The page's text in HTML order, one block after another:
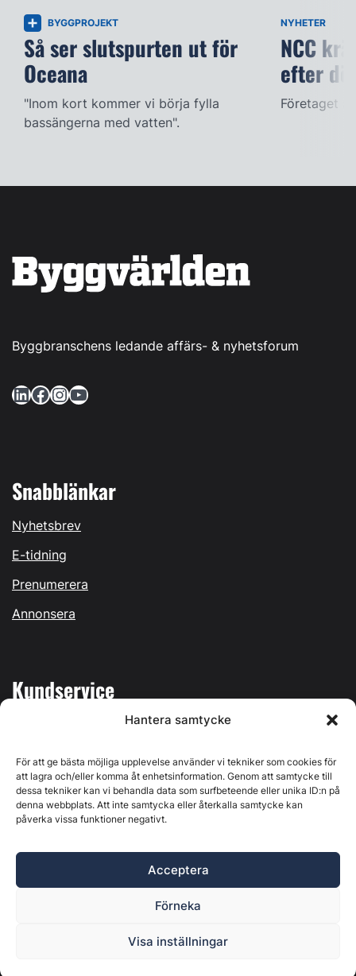
Hantera samtycke
För att ge bästa möjliga upplevelse använder vi tekniker som cookies för
att lagra och/eller komma åt enhetsinformation. Genom att samtycke till
dessa tekniker kan vi behandla data som surfbeteende eller unika ID:n på
denna webbplats. Att inte samtycka eller återkalla samtycke kan
påverka vissa funktioner negativt.
Acceptera
Förneka
Visa inställningar
BYGGPROJEKT
Så ser slutspurten ut för
Oceana
"Inom kort kommer vi börja fylla
bassängerna med vatten".
NYHETER
NCC
efter
Företaget
Byggbranschens ledande affärs- & nyhetsforum
LinkedIn Facebook InstagramYouTube
Snabblänkar
Nyhetsbrev
E-tidning
Prenumerera
Annonsera
Kundservice
Kontakta oss
Östernäsvägen 1, 827 32 Ljusdal, org.nr: 556625-6425 -
Ansvarig utgivare: Henrik Ekberg. Innehållet på denna
webbplats är upphovsrättsligt skyddat. Ange källa vid citering.
Byggvärlden är en del avMarknadsdatagruppen
Policy för datahantering, integritet och cookies